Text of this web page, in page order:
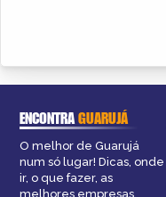
ENCONTRAGUARUJÁ
O melhor de Guarujá
num só lugar! Dicas, onde
ir, o que fazer, as
melhores empresas,